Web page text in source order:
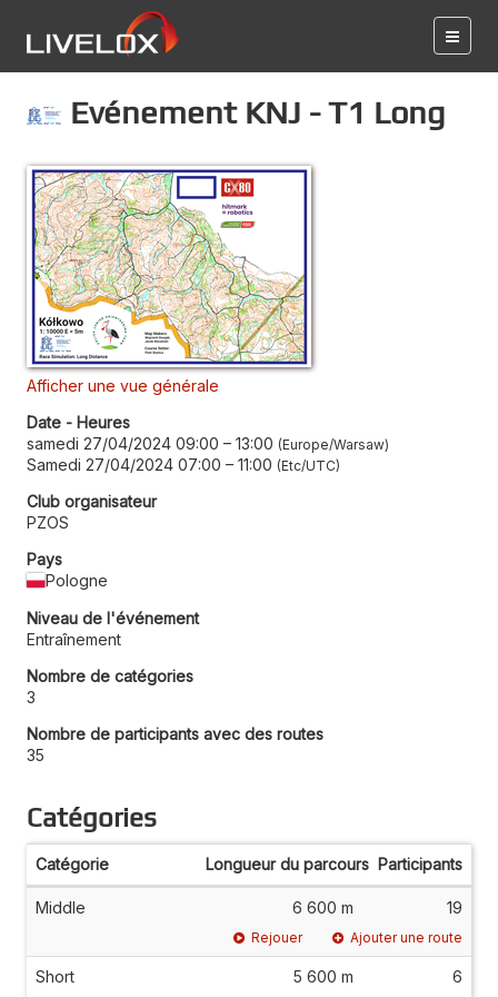
Evénement KNJ - T1 Long
Afficher une vue générale
Date - Heures
samedi 27/04/2024 09:00 – 13:00 Europe/Warsaw
Samedi 27/04/2024 07:00 – 11:00 Etc/UTC
Club organisateur
PZOS
Pays
Pologne
Niveau de l'événement
Entraînement
Nombre de catégories
3
Nombre de participants avec des routes
35
Catégories
Catégorie Longueur du parcours Participants
Middle 6 600 m 19
Rejouer Ajouter une route
Short 5 600 m 6